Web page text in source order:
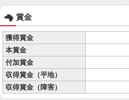
賞金
獲得賞金
本賞金
付加賞金
収得賞金（平地）
収得賞金（障害）